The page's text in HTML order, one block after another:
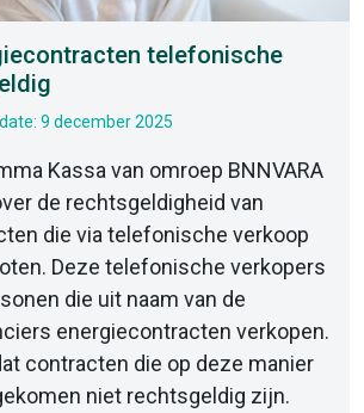
telefonische
9 december 2025
Kassa van omroep BNNVARA
de rechtsgeldigheid van
die via telefonische verkoop
Deze telefonische verkopers
die uit naam van de
energiecontracten verkopen.
contracten die op deze manier
niet rechtsgeldig zijn.